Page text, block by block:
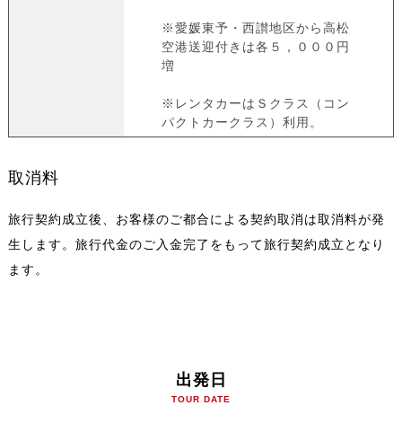
※愛媛東予・西讃地区から高松
空港送迎付きは各５，０００円
増
※レンタカーはＳクラス（コン
パクトカークラス）利用。
取消料
旅行契約成立後、お客様のご都合による契約取消は取消料が発
生します。旅行代金のご入金完了をもって旅行契約成立となり
ます。
出発日
TOUR DATE